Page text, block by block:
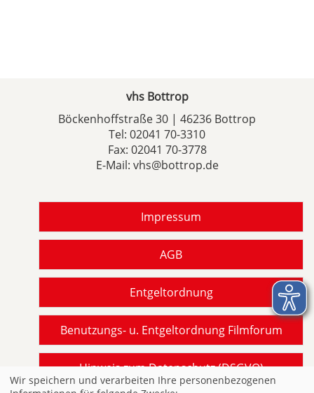
vhs Bottrop
Böckenhoffstraße 30 | 46236 Bottrop
Tel: 02041 70-3310
Fax: 02041 70-3778
E-Mail: vhs@bottrop.de
Impressum
AGB
Entgeltordnung
Benutzungs- u. Entgeltordnung Filmforum
Hinweis zum Datenschutz (DSGVO)
Wir speichern und verarbeiten Ihre personenbezogenen